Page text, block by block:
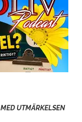
UTMÄRKELSEN